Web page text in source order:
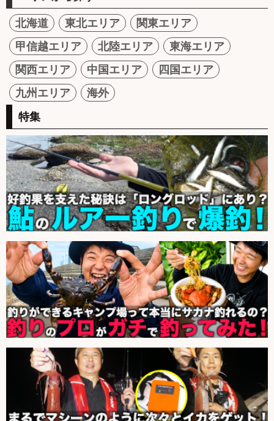
北海道 東北エリア
関東エリア
甲信越エリア
北陸エリア
東海エリア
関西エリア
中国エリア
四国エリア
九州エリア
海外
特集